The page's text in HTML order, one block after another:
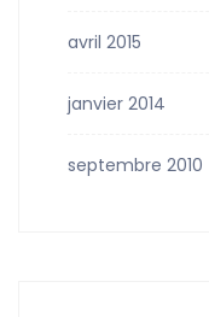
avril 2015
janvier 2014
septembre 2010